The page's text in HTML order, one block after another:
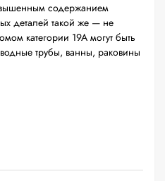
содержанием
деталей такой же — не
категории 19А могут быть
трубы, ванны, раковины